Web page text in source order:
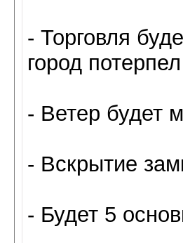
- Торговля
город
- Ветер будет
- Вскрытие
- Будет 5